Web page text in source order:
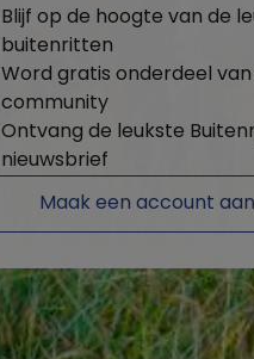
Blijf op de hoogte van de
buitenritten
Word gratis onderdeel van
community
Ontvang de leukste
nieuwsbrief
Maak een account aan